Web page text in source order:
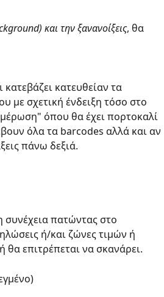
και την ξανανοίξεις, θα
κατευθείαν τα
με σχετική ένδειξη τόσο στο
όπου θα έχει πορτοκαλί
όλα τα barcodes αλλά και αν
πάνω δεξιά.
συνέχεια πατώντας στο
ή/και ζώνες τιμών ή
επιτρέπεται να σκανάρει.